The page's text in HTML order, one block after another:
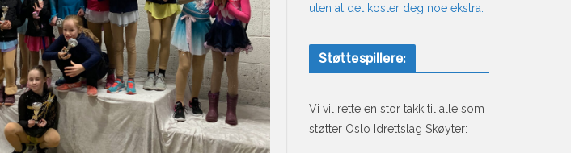
uten at det koster deg noe ekstra.
Støttespillere:
Vi vil rette en stor takk til alle som
støtter Oslo Idrettslag Skøyter: